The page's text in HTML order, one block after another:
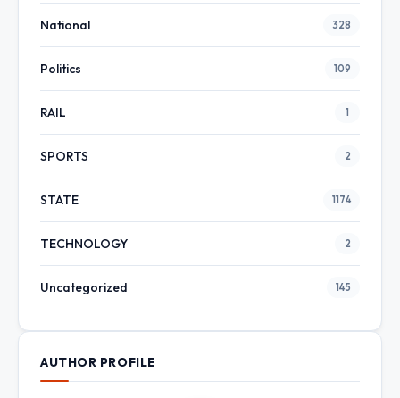
National 328
Politics 109
RAIL 1
SPORTS 2
STATE 1174
TECHNOLOGY 2
Uncategorized 145
AUTHOR PROFILE